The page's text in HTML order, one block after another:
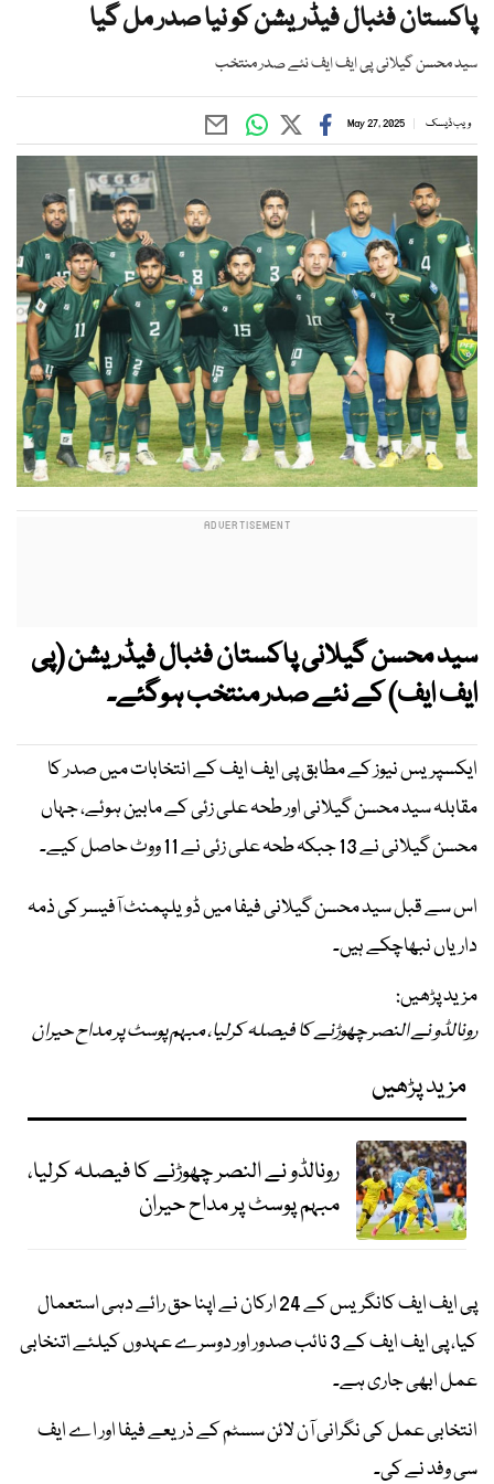
پاکستان فٹبال فیڈریشن کو نیا صدر مل گیا
سید محسن گیلانی پی ایف ایف نئے صدر منتخب
ویب ڈیسک May 27, 2025
سید محسن گیلانی پاکستان فٹبال فیڈریشن (پی
ایف ایف) کے نئے صدر منتخب ہوگئے۔
ایکسپریس نیوز کے مطابق پی ایف ایف کے انتخابات میں صدر کا
مقابلہ سید محسن گیلانی اور طحہ علی زئی کے مابین ہوئے، جہاں
محسن گیلانی نے 13 جبکہ طحہ علی زئی نے 11 ووٹ حاصل کیے۔
اس سے قبل سید محسن گیلانی فیفا میں ڈویلپمنٹ آفیسر کی ذمہ
داریاں نبھاچکے ہیں۔
مزید پڑھیں:
رونالڈو نے النصر چھوڑنے کا فیصلہ کرلیا، مبہم پوسٹ پر مداح حیران
مزید پڑھیں
رونالڈو نے النصر چھوڑنے کا فیصلہ کرلیا،
مبہم پوسٹ پر مداح حیران
پی ایف ایف کانگریس کے 24 ارکان نے اپنا حق رائے دہی استعمال
کیا، پی ایف ایف کے 3 نائب صدور اور دوسرے عہدوں کیلئے اتنخابی
عمل ابھی جاری ہے۔
انتخابی عمل کی نگرانی آن لائن سسٹم کے ذریعے فیفا اور اے ایف
سی وفد نے کی۔